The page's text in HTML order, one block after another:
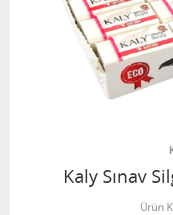
Kaly Sınav
Ürün